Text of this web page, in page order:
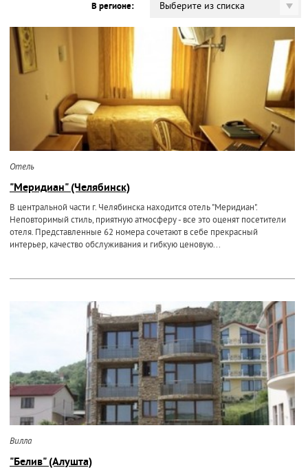
В регионе: Выберите из списка
Отель
"Меридиан" (Челябинск)
В центральной части г. Челябинска находится отель "Меридиан".
Неповторимый стиль, приятную атмосферу - все это оценят посетители
отеля. Представленные 62 номера сочетают в себе прекрасный
интерьер, качество обслуживания и гибкую ценовую...
Вилла
"Белив" (Алушта)